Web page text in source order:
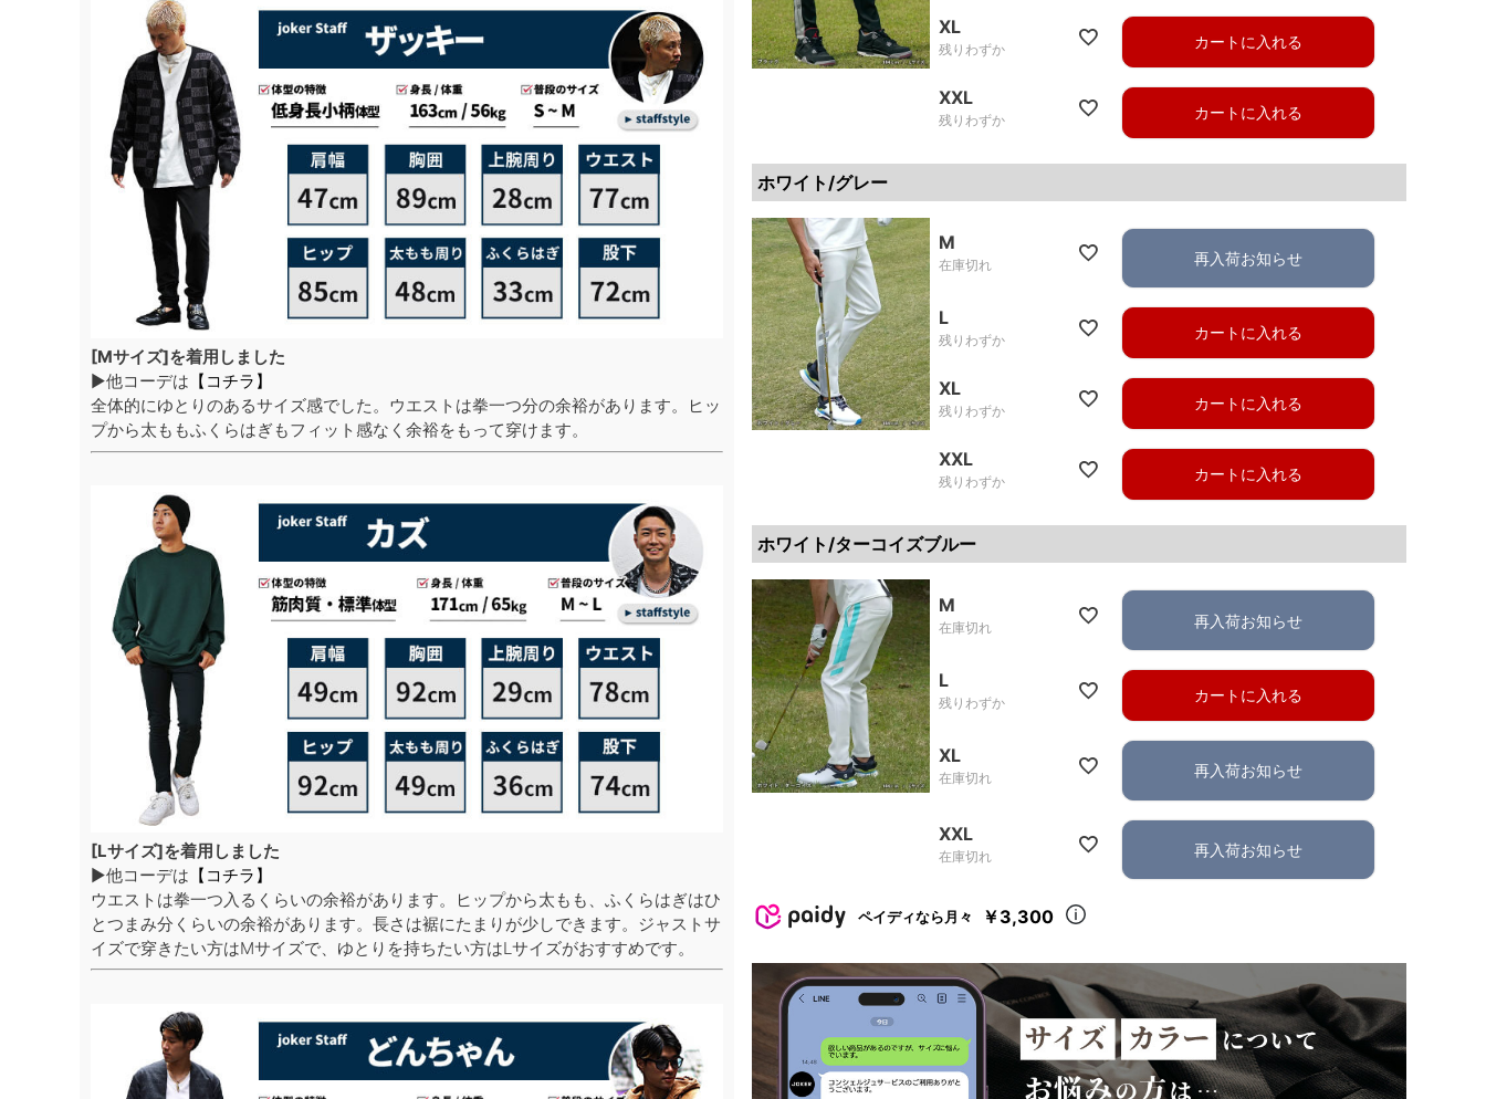
[Mサイズ]を着用しました
▶他コーデは 【コチラ】
全体的にゆとりのあるサイズ感でした。ウエストは拳一つ分の余裕があります。ヒッ
プから太ももふくらはぎもフィット感なく余裕をもって穿けます。
[Lサイズ]を着用しました
▶他コーデは 【コチラ】
ウエストは拳一つ入るくらいの余裕があります。ヒップから太もも、ふくらはぎはひ
とつまみ分くらいの余裕があります。長さは裾にたまりが少しできます。ジャストサ
イズで穿きたい方はMサイズで、ゆとりを持ちたい方はLサイズがおすすめです。
XL
残りわずか カートに入れる
XXL
残りわずか カートに入れる
ホワイト/グレー
M
在庫切れ 再入荷お知らせ
L
残りわずか カートに入れる
XL
残りわずか カートに入れる
XXL
残りわずか カートに入れる
ホワイト/ターコイズブルー
M
在庫切れ 再入荷お知らせ
L
残りわずか カートに入れる
XL
在庫切れ 再入荷お知らせ
XXL
在庫切れ 再入荷お知らせ
ペイディなら月々 ￥3,300